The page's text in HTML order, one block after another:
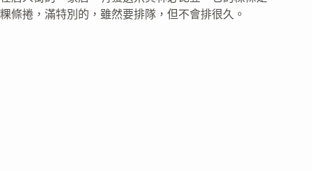
粿條捲，滿特別的，雖然要排隊，但不會排很久。